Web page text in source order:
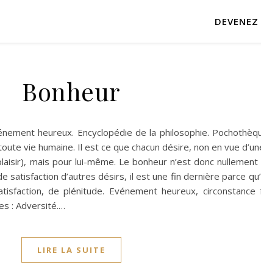
Bonheur
heureux. Encyclopédie de la philosophie.
vie humaine. Il est ce que chacun désire, non en vue
mais pour lui-même. Le bonheur n’est donc
d’autres désirs, il est une fin dernière parce
de plénitude. Evénement heureux, circonstance
: Adversité.…
LIRE LA SUITE